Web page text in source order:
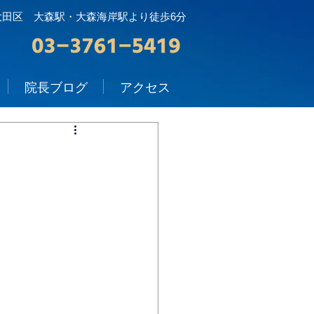
田区 大森駅・大森海岸駅より徒歩6分
院長ブログ アクセス